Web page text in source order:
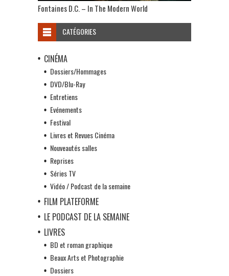
Fontaines D.C. – In The Modern World
CATÉGORIES
CINÉMA
Dossiers/Hommages
DVD/Blu-Ray
Entretiens
Evénements
Festival
Livres et Revues Cinéma
Nouveautés salles
Reprises
Séries TV
Vidéo / Podcast de la semaine
FILM PLATEFORME
LE PODCAST DE LA SEMAINE
LIVRES
BD et roman graphique
Beaux Arts et Photographie
Dossiers